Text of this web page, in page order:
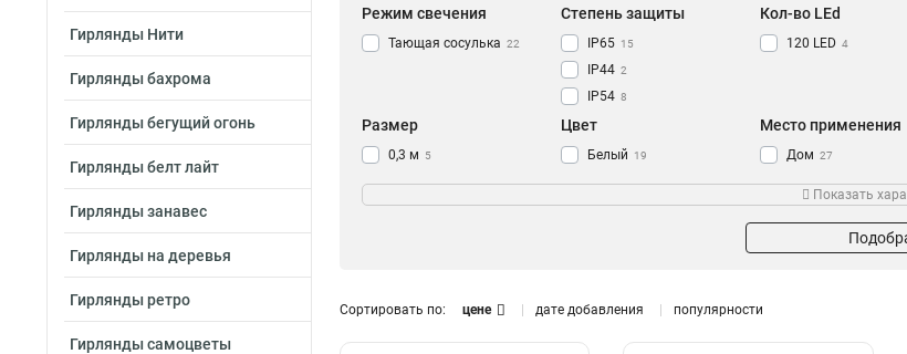
Гирлянды Нити
Гирлянды бахрома
Гирлянды бегущий огонь
Гирлянды белт лайт
Гирлянды занавес
Гирлянды на деревья
Гирлянды ретро
Гирлянды самоцветы
Режим свечения
Тающая сосулька 22
Степень защиты
IP65 15
IP44 2
IP54 8
Кол-во LEd
120 LED 4
Размер
0,3 м 5
0,5 м 7
1 м 5
Цвет
Белый 19
RGB 3
Теплый белый 6
Место применения
Дом 27
Квартира 27
Фасады 24
24
Ёлка 24
да
нет 0
Электрогирлянда
Элементы гирлянды 0
Показать
Сортировать по: цене дате добавления популярности